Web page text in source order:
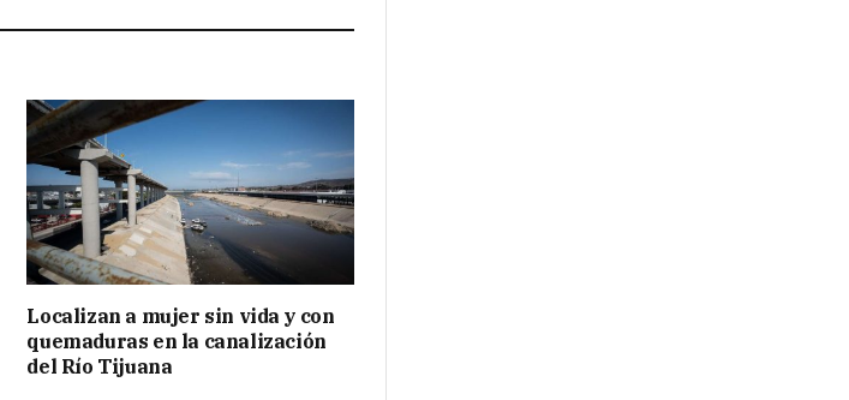
Localizan a mujer sin vida y con
quemaduras en la canalización
del Río Tijuana